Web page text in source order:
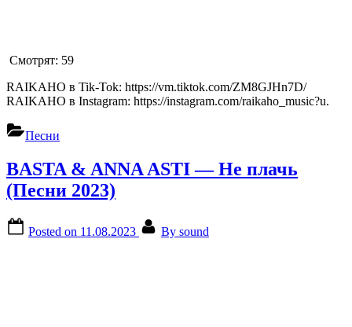
Смотрят: 59
RAIKAHO в Tik-Tok: https://vm.tiktok.com/ZM8GJHn7D/
RAIKAHO в Instagram: https://instagram.com/raikaho_music?u.
Песни
BASTA & ANNA ASTI — Не плачь
(Песни 2023)
Posted on 11.08.2023 By sound